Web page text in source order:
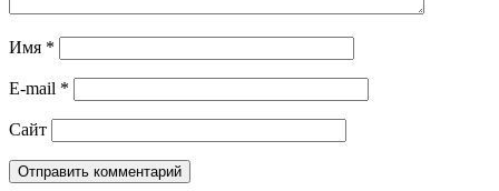
Имя *
E-mail *
Сайт